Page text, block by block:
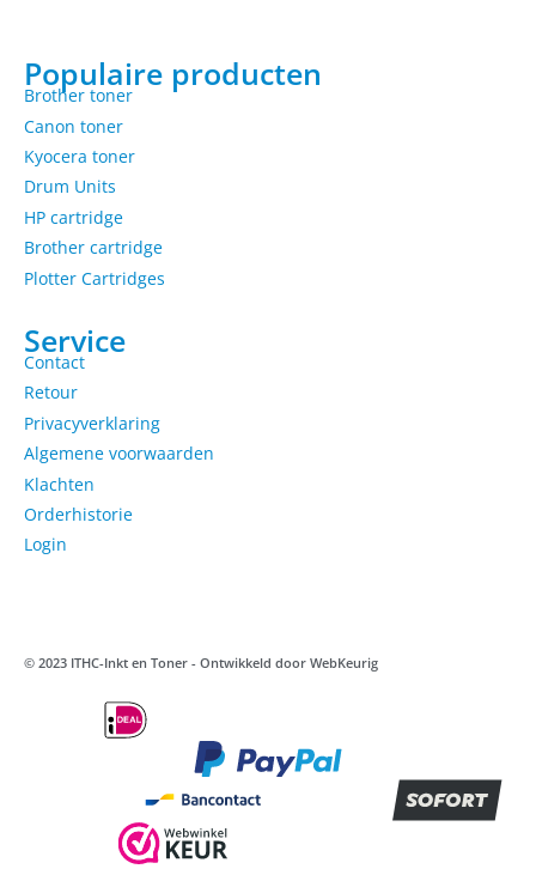
Populaire producten
Brother toner
Canon toner
Kyocera toner
Drum Units
HP cartridge
Brother cartridge
Plotter Cartridges
Service
Contact
Retour
Privacyverklaring
Algemene voorwaarden
Klachten
Orderhistorie
Login
© 2023 ITHC-Inkt en Toner - Ontwikkeld door WebKeurig